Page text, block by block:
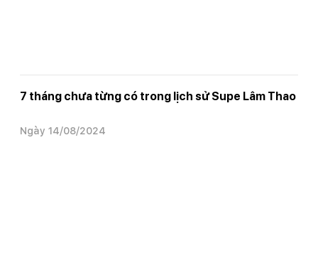
7 tháng chưa từng có trong lịch sử Supe Lâm Thao
Ngày 14/08/2024